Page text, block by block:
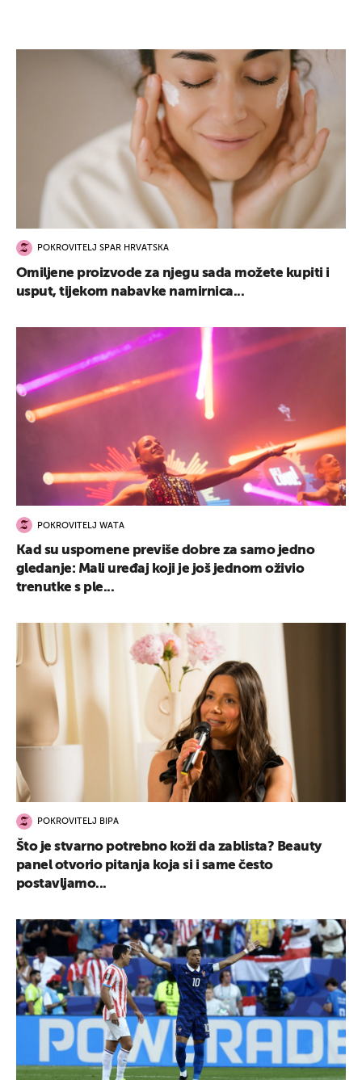
POKROVITELJ SPAR HRVATSKA
Omiljene proizvode za njegu sada možete kupiti i
usput, tijekom nabavke namirnica...
POKROVITELJ WATA
Kad su uspomene previše dobre za samo jedno
gledanje: Mali uređaj koji je još jednom oživio
trenutke s ple...
POKROVITELJ BIPA
Što je stvarno potrebno koži da zablista? Beauty
panel otvorio pitanja koja si i same često
postavljamo...